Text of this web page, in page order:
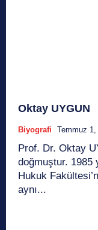
Oktay UYGUN
Biyografi Temmuz 1,
Prof. Dr. Oktay
doğmuştur. 1985
Hukuk
aynı...